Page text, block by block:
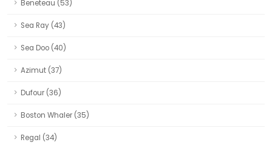
Beneteau (53)
Sea Ray (43)
Sea Doo (40)
Azimut (37)
Dufour (36)
Boston Whaler (35)
Regal (34)